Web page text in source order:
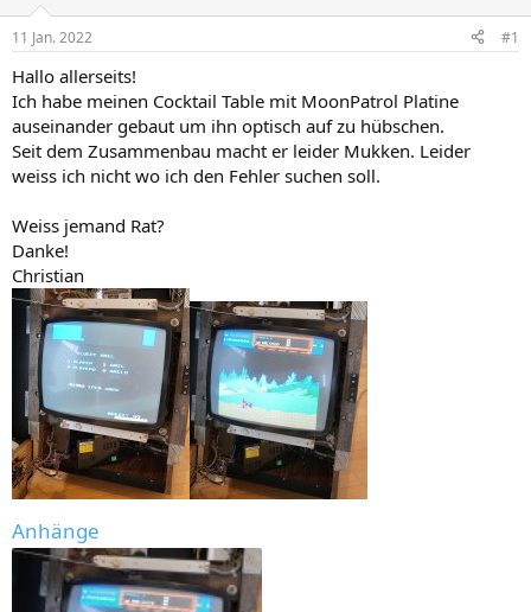
e
r
t
a
m
11 Jan. 2022 #1
Hallo allerseits!
Ich habe meinen Cocktail Table mit MoonPatrol Platine
auseinander gebaut um ihn optisch auf zu hübschen.
Seit dem Zusammenbau macht er leider Mukken. Leider
weiss ich nicht wo ich den Fehler suchen soll.
Weiss jemand Rat?
Danke!
Christian
Anhänge